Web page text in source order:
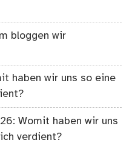
bloggen wir
haben wir uns so eine
Womit haben wir uns
verdient?